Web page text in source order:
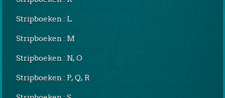
Stripboeken : L
Stripboeken : M
Stripboeken : N, O
Stripboeken : P, Q, R